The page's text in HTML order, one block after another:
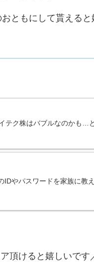
ともにして貰えると
テク株はバブルなのかも…
IDやパスワードを家族に教
頂けると嬉しいです